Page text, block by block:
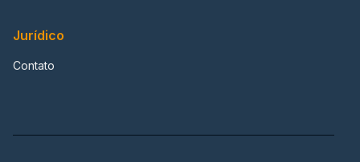
Jurídico
Contato